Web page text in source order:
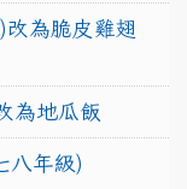
為脆皮雞翅
為地瓜飯
八年級)